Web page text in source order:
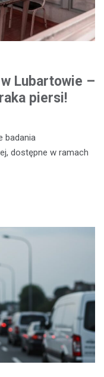
Lubartowie –
piersi!
badania
dostępne w ramach